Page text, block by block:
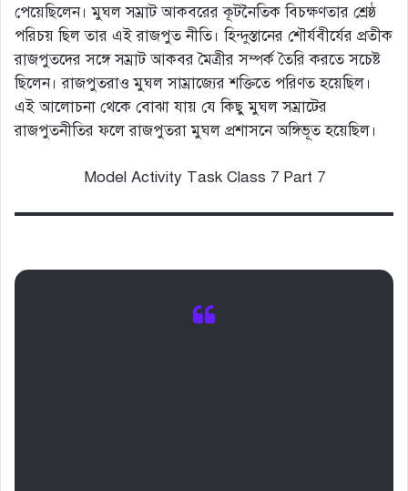
পেয়েছিলেন। মুঘল সম্রাট আকবরের কূটনৈতিক বিচক্ষণতার শ্রেষ্ঠ
পরিচয় ছিল তার এই রাজপুত নীতি। হিন্দুস্তানের শৌর্যবীর্যের প্রতীক
রাজপুতদের সঙ্গে সম্রাট আকবর মৈত্রীর সম্পর্ক তৈরি করতে সচেষ্ট
ছিলেন। রাজপুতরাও মুঘল সাম্রাজ্যের শক্তিতে পরিণত হয়েছিল।
এই আলোচনা থেকে বোঝা যায় যে কিছু মুঘল সম্রাটের
রাজপুতনীতির ফলে রাজপুতরা মুঘল প্রশাসনে অঙ্গিভূত হয়েছিল।
Model Activity Task Class 7 Part 7